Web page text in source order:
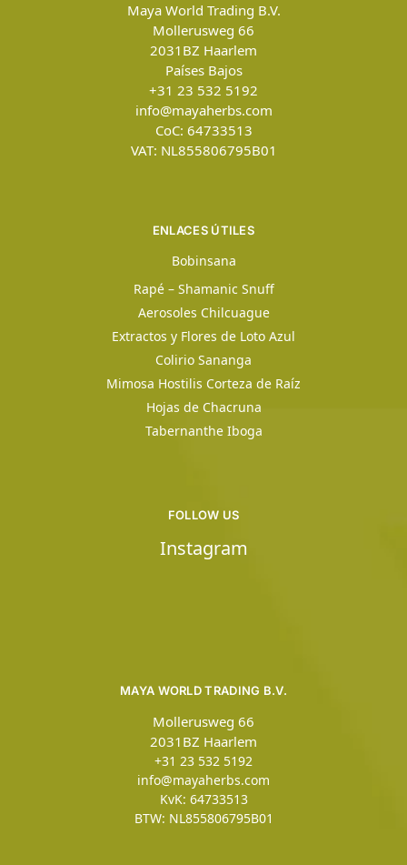
Maya World Trading B.V.
Mollerusweg 66
2031BZ Haarlem
Países Bajos
+31 23 532 5192
info@mayaherbs.com
CoC: 64733513
VAT: NL855806795B01
ENLACES ÚTILES
Bobinsana
Rapé – Shamanic Snuff
Aerosoles Chilcuague
Extractos y Flores de Loto Azul
Colirio Sananga
Mimosa Hostilis Corteza de Raíz
Hojas de Chacruna
Tabernanthe Iboga
MAYA WORLD TRADING B.V.
Mollerusweg 66
2031BZ Haarlem
+31 23 532 5192
info@mayaherbs.com
KvK: 64733513
BTW: NL855806795B01
FOLLOW US
Instagram